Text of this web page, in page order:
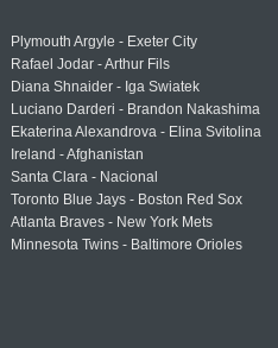
Plymouth Argyle - Exeter City
Rafael Jodar - Arthur Fils
Diana Shnaider - Iga Swiatek
Luciano Darderi - Brandon Nakashima
Ekaterina Alexandrova - Elina Svitolina
Ireland - Afghanistan
Santa Clara - Nacional
Toronto Blue Jays - Boston Red Sox
Atlanta Braves - New York Mets
Minnesota Twins - Baltimore Orioles